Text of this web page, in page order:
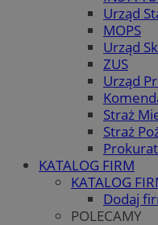
Urząd
MOPS
Urząd
ZUS
Urząd
Straż
Straż
KATALOG FIRM
KATALOG
Dodaj
POLECAMY